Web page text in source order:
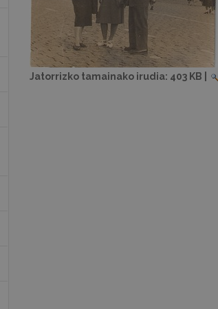
Jatorrizko tamainako irudia: 403 KB